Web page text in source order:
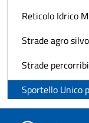
Reticolo Idrico
Strade agro
Strade
Sportello Unico